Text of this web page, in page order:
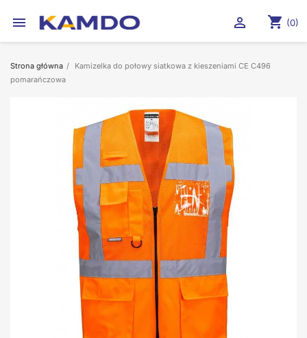
 shopping_cart (0)

Strona główna
Kamizelka do połowy siatkowa z kieszeniami CE C496
pomarańczowa